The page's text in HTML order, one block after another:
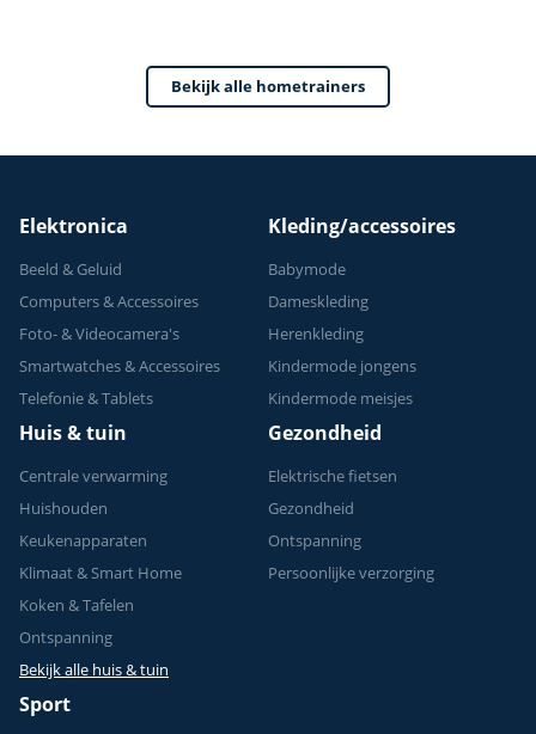
Bekijk alle hometrainers
Elektronica
Beeld & Geluid
Computers & Accessoires
Foto- & Videocamera's
Smartwatches & Accessoires
Telefonie & Tablets
Kleding/accessoires
Babymode
Dameskleding
Herenkleding
Kindermode jongens
Kindermode meisjes
Huis & tuin
Centrale verwarming
Huishouden
Keukenapparaten
Klimaat & Smart Home
Koken & Tafelen
Ontspanning
Bekijk alle huis & tuin
Gezondheid
Elektrische fietsen
Gezondheid
Ontspanning
Persoonlijke verzorging
Sport